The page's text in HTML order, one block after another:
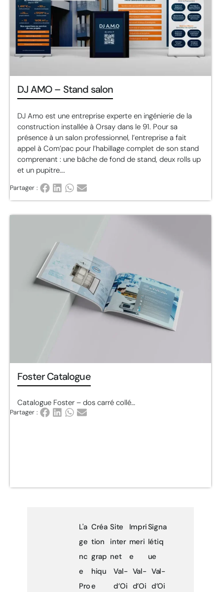
DJ AMO – Stand salon
DJ Amo est une entreprise experte en ingénierie de la
construction installée à Orsay dans le 91. Pour sa
présence à un salon professionnel, l’entreprise a fait
appel à Com’pac pour l’habillage complet de son stand
comprenant : une bâche de fond de stand, deux rolls up
et un pupitre….
Partager :
Foster Catalogue
Catalogue Foster – dos carré collé…
Partager :
L'a
ge
nc
e
Pro
Créa
tion
grap
hiqu
e
Site
inter
net
Val-
d’Oi
Impri
meri
e
Val-
d’Oi
Signa
létiq
ue
Val-
d’Oi